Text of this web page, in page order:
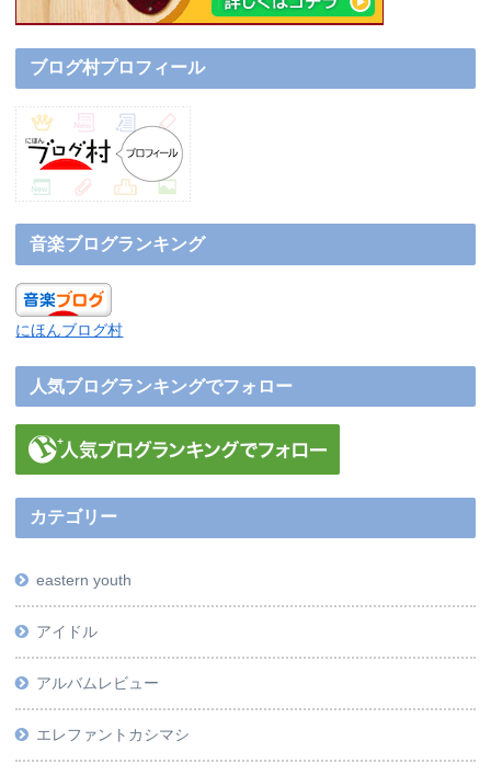
ブログ村プロフィール
音楽ブログランキング
にほんブログ村
人気ブログランキングでフォロー
カテゴリー
eastern youth
アイドル
アルバムレビュー
エレファントカシマシ